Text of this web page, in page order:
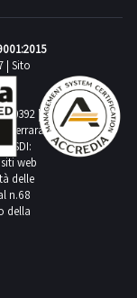
| Sito
|
Ferrara
| SDI:
web
delle
n.68
della